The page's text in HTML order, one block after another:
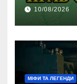
10/08/2026
МІФИ ТА ЛЕГЕНДИ